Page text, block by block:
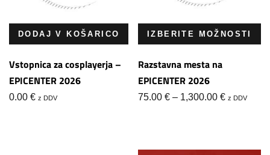
DODAJ V KOŠARICO
Vstopnica za cosplayerja –
EPICENTER 2026
0.00 € z DDV
IZBERITE MOŽNOSTI
Razstavna mesta na
EPICENTER 2026
75.00 € – 1,300.00 €
Cenovni
z DDV